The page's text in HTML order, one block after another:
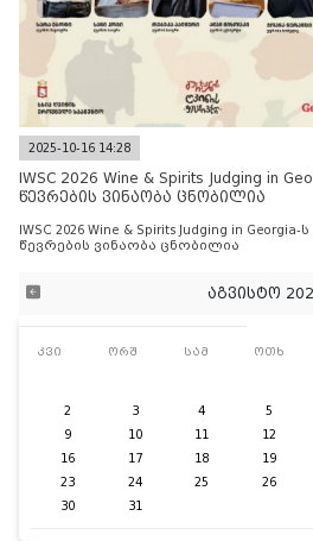
2025-10-16 14:28
IWSC 2026 Wine & Spirits Judging in
წევრების ვინაობა ცნობილია
IWSC 2026 Wine & Spirits Judging in
წევრების ვინაობა ცნობილია
აგვისტო
კვი ორშ სამ ოთხ
2
3 4 5
9
10 11 12
16
17 18 19
23
24 25 26
30
31